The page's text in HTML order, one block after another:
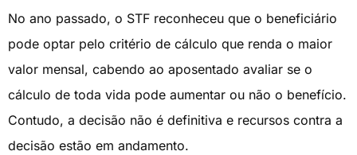
No ano passado, o STF reconheceu que o beneficiário
pode optar pelo critério de cálculo que renda o maior
valor mensal, cabendo ao aposentado avaliar se o
cálculo de toda vida pode aumentar ou não o benefício.
Contudo, a decisão não é definitiva e recursos contra a
decisão estão em andamento.